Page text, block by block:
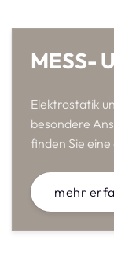
MESS-
Elektrostatik
besondere
finden Sie
mehr